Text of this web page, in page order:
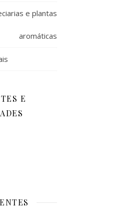
e plantas
aromáticas
E